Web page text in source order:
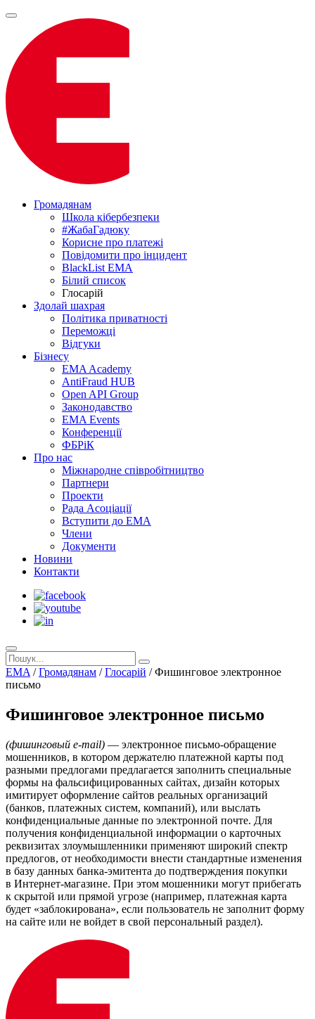
Громадянам
Школа кібербезпеки
#ЖабаГадюку
Корисне про платежі
Повідомити про інцидент
BlackList EMA
Білий список
Глосарій
Здолай шахрая
Політика приватності
Переможцi
Відгуки
Бізнесу
EMA Academy
AntiFraud HUB
Open API Group
Законодавство
EMA Events
Конференції
ФБРіК
Про нас
Міжнародне співробітництво
Партнери
Проекти
Рада Асоціації
Вступити до ЕМА
Члени
Документи
Новини
Контакти
EMA /Громадянам /Глосарій /Фишинговое электронное
письмо
Фишинговое электронное письмо
(фишинговый e-mail) — электронное письмо-обращение
мошенников, в котором держателю платежной карты под
разными предлогами предлагается заполнить специальные
формы на фальсифицированных сайтах, дизайн которых
имитирует оформление сайтов реальных организаций
(банков, платежных систем, компаний), или выслать
конфиденциальные данные по электронной почте. Для
получения конфиденциальной информации о карточных
реквизитах злоумышленники применяют широкий спектр
предлогов, от необходимости внести стандартные изменения
в базу данных банка-эмитента до подтверждения покупки
в Интернет-магазине. При этом мошенники могут прибегать
к скрытой или прямой угрозе (например, платежная карта
будет «заблокирована», если пользователь не заполнит форму
на сайте или не войдет в свой персональный раздел).